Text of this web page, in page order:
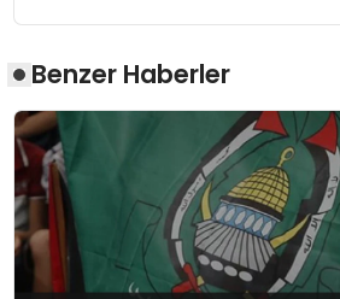
Benzer Haberler